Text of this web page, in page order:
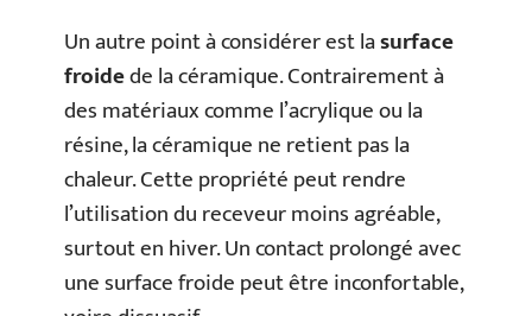
Un autre point à considérer est lasurface
froidede la céramique. Contrairement à
des matériaux comme l’acrylique ou la
résine, la céramique ne retient pas la
chaleur. Cette propriété peut rendre
l’utilisation du receveur moins agréable,
surtout en hiver. Un contact prolongé avec
une surface froide peut être inconfortable,